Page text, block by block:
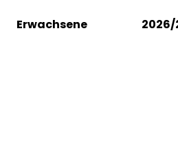
Erwachsene 2026/